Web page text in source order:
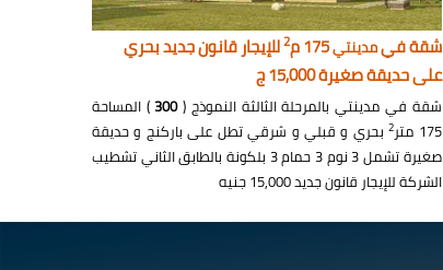
شقة فيمدينتي175 م 2للإيجار قانون جديد بحري
على حديقة صغيرة 15,000 ج
شقة في مدينتي بالمرحلة الثالثة النموذج (300) المساحة
175 متر
2بحري و قبلي و شرقي تطل على باركنج و حديقة
صغيرة تشمل 3 نوم 3 حمام 3 بلكونة بالطابق الثاني تشطيب
الشركة للإيجار قانون جديد 15,000 جنيه